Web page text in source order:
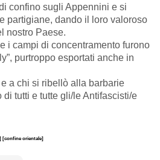
confino sugli Appennini e si
partigiane, dando il loro valoroso
nostro Paese.
i campi di concentramento furono
purtroppo esportati anche in
a chi si ribellò alla barbarie
tutti e tutte gli/le Antifascisti/e
[confine orientale]